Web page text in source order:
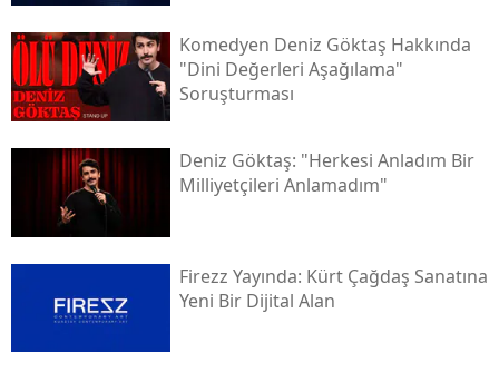
Komedyen Deniz Göktaş Hakkında
"dini Değerleri Aşağılama"
Soruşturması
Deniz Göktaş: "herkesi Anladım Bir
Milliyetçileri Anlamadım"
Firezz Yayında: Kürt Çağdaş Sanatına
Yeni Bir Dijital Alan